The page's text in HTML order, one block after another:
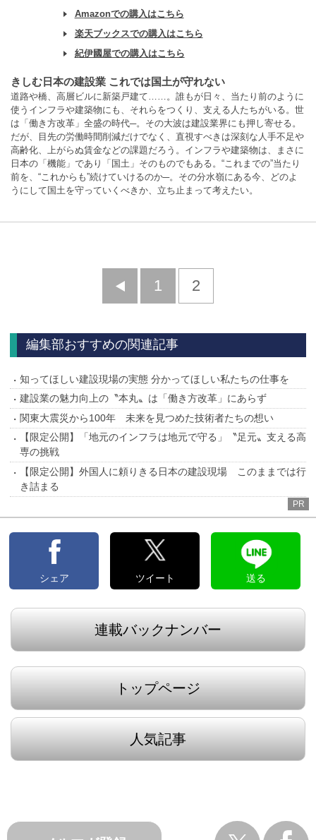
Amazonでの購入はこちら
楽天ブックスでの購入はこちら
紀伊國屋での購入はこちら
きしむ日本の建設業 これでは国土が守れない
道路や橋、高層ビルに新築戸建て……。誰もが日々、当たり前のように
使うインフラや建築物にも、それらをつくり、支える人たちがいる。世
は「働き方改革」全盛の時代─。その大波は建設業界にも押し寄せる。
だが、目先の労働時間削減だけでなく、直視すべきは深刻な人手不足や
高齢化、上がらぬ賃金などの課題だろう。インフラや建築物は、まさに
日本の「機能」であり「国土」そのものでもある。“これまでの”当たり
前を、“これからも”続けていけるのか─。その分水嶺にある今、どのよ
うにして国土を守っていくべきか、立ち止まって考えたい。
前
1 2
編集部おすすめの関連記事
知ってほしい建設現場の実態 分かってほしい私たちの仕事を
建設業の魅力向上の〝本丸〟は「働き方改革」にあらず
関東大震災から100年 未来を見つめた技術者たちの想い
【限定公開】「地元のインフラは地元で守る」〝足元〟支える高
専の挑戦
【限定公開】外国人に頼りきる日本の建設現場 このままでは行
き詰まる
PR
シェア ツイート 送る
連載バックナンバー
トップページ
人気記事